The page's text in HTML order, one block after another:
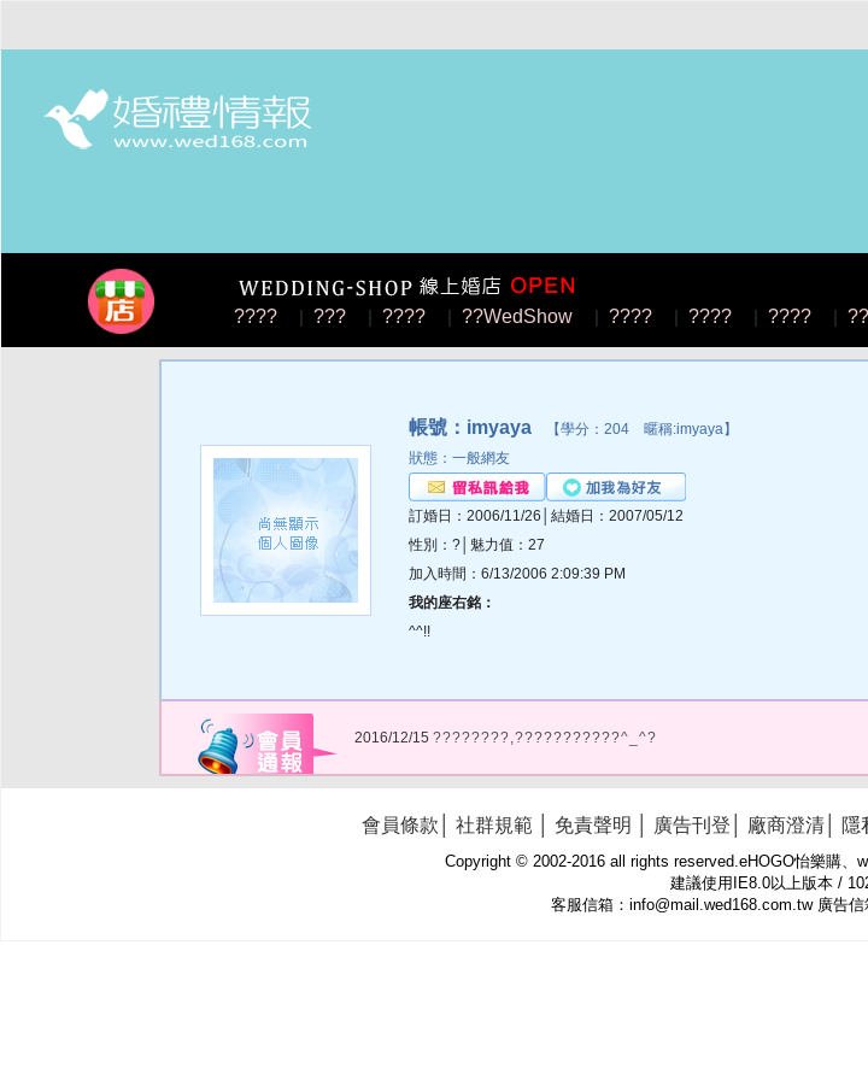
???? | ??? | ???? | ??WedShow | ???? | ???? | ???? |
帳號：imyaya 【學分：204 暱稱:imyaya】
狀態：一般網友
訂婚日：2006/11/26│結婚日：2007/05/12
性別：?│魅力值：27
加入時間：6/13/2006 2:09:39 PM
我的座右銘：
^^!!
2016/12/15 ????????,???????????^_^?
會員條款 社群規範 免責聲明 廣告刊登 廠商澄清 隱
Copyright © 2002-2016 all rights reserved.eHOGO怡樂購、
建議使用IE8.0以上版本 /
客服信箱：info@mail.wed168.com.tw 廣告